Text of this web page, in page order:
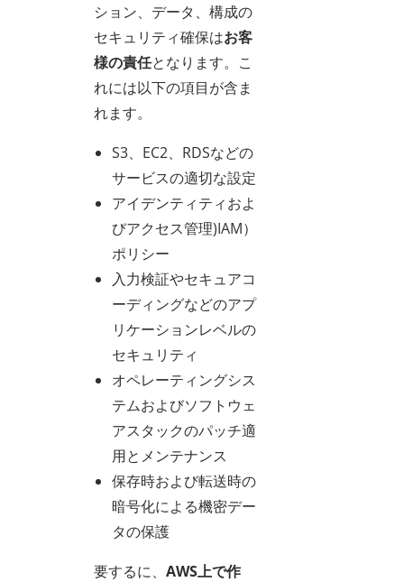
ション、データ、構成の
セキュリティ確保はお客
様の責任となります。こ
れには以下の項目が含ま
れます。
S3、EC2、RDSなどの
サービスの適切な設定
アイデンティティおよ
びアクセス管理)IAM）
ポリシー
入力検証やセキュアコ
ーディングなどのアプ
リケーションレベルの
セキュリティ
オペレーティングシス
テムおよびソフトウェ
アスタックのパッチ適
用とメンテナンス
保存時および転送時の
暗号化による機密デー
タの保護
要するに、 AWS上で作